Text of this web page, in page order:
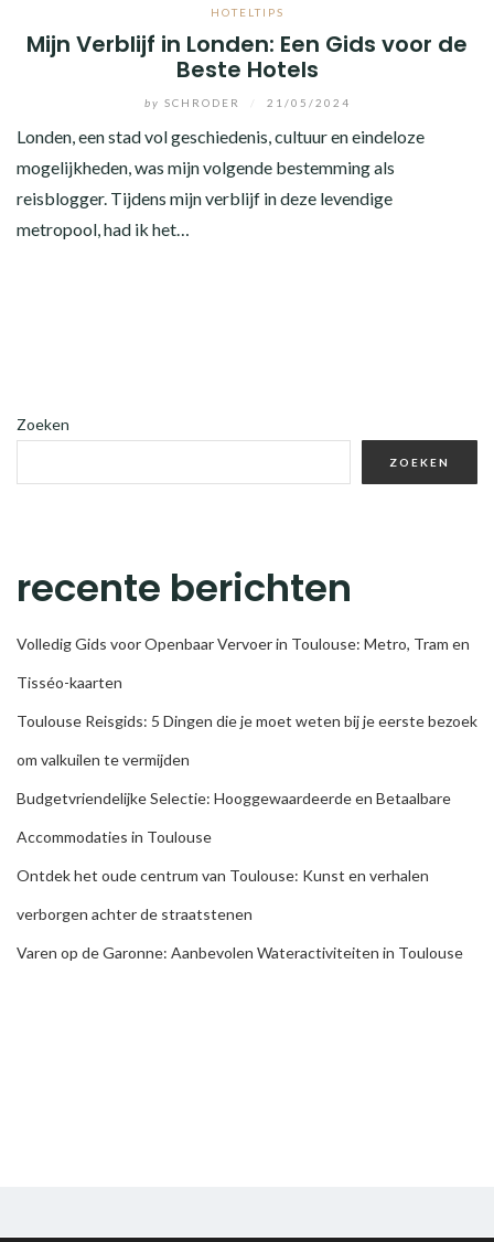
HOTELTIPS
Mijn Verblijf in Londen: Een Gids voor de
Beste Hotels
by SCHRODER 21/05/2024
Londen, een stad vol geschiedenis, cultuur en eindeloze
mogelijkheden, was mijn volgende bestemming als
reisblogger. Tijdens mijn verblijf in deze levendige
metropool, had ik het…
Zoeken
ZOEKEN
recente berichten
Volledig Gids voor Openbaar Vervoer in Toulouse: Metro, Tram en
Tisséo-kaarten
Toulouse Reisgids: 5 Dingen die je moet weten bij je eerste bezoek
om valkuilen te vermijden
Budgetvriendelijke Selectie: Hooggewaardeerde en Betaalbare
Accommodaties in Toulouse
Ontdek het oude centrum van Toulouse: Kunst en verhalen
verborgen achter de straatstenen
Varen op de Garonne: Aanbevolen Wateractiviteiten in Toulouse